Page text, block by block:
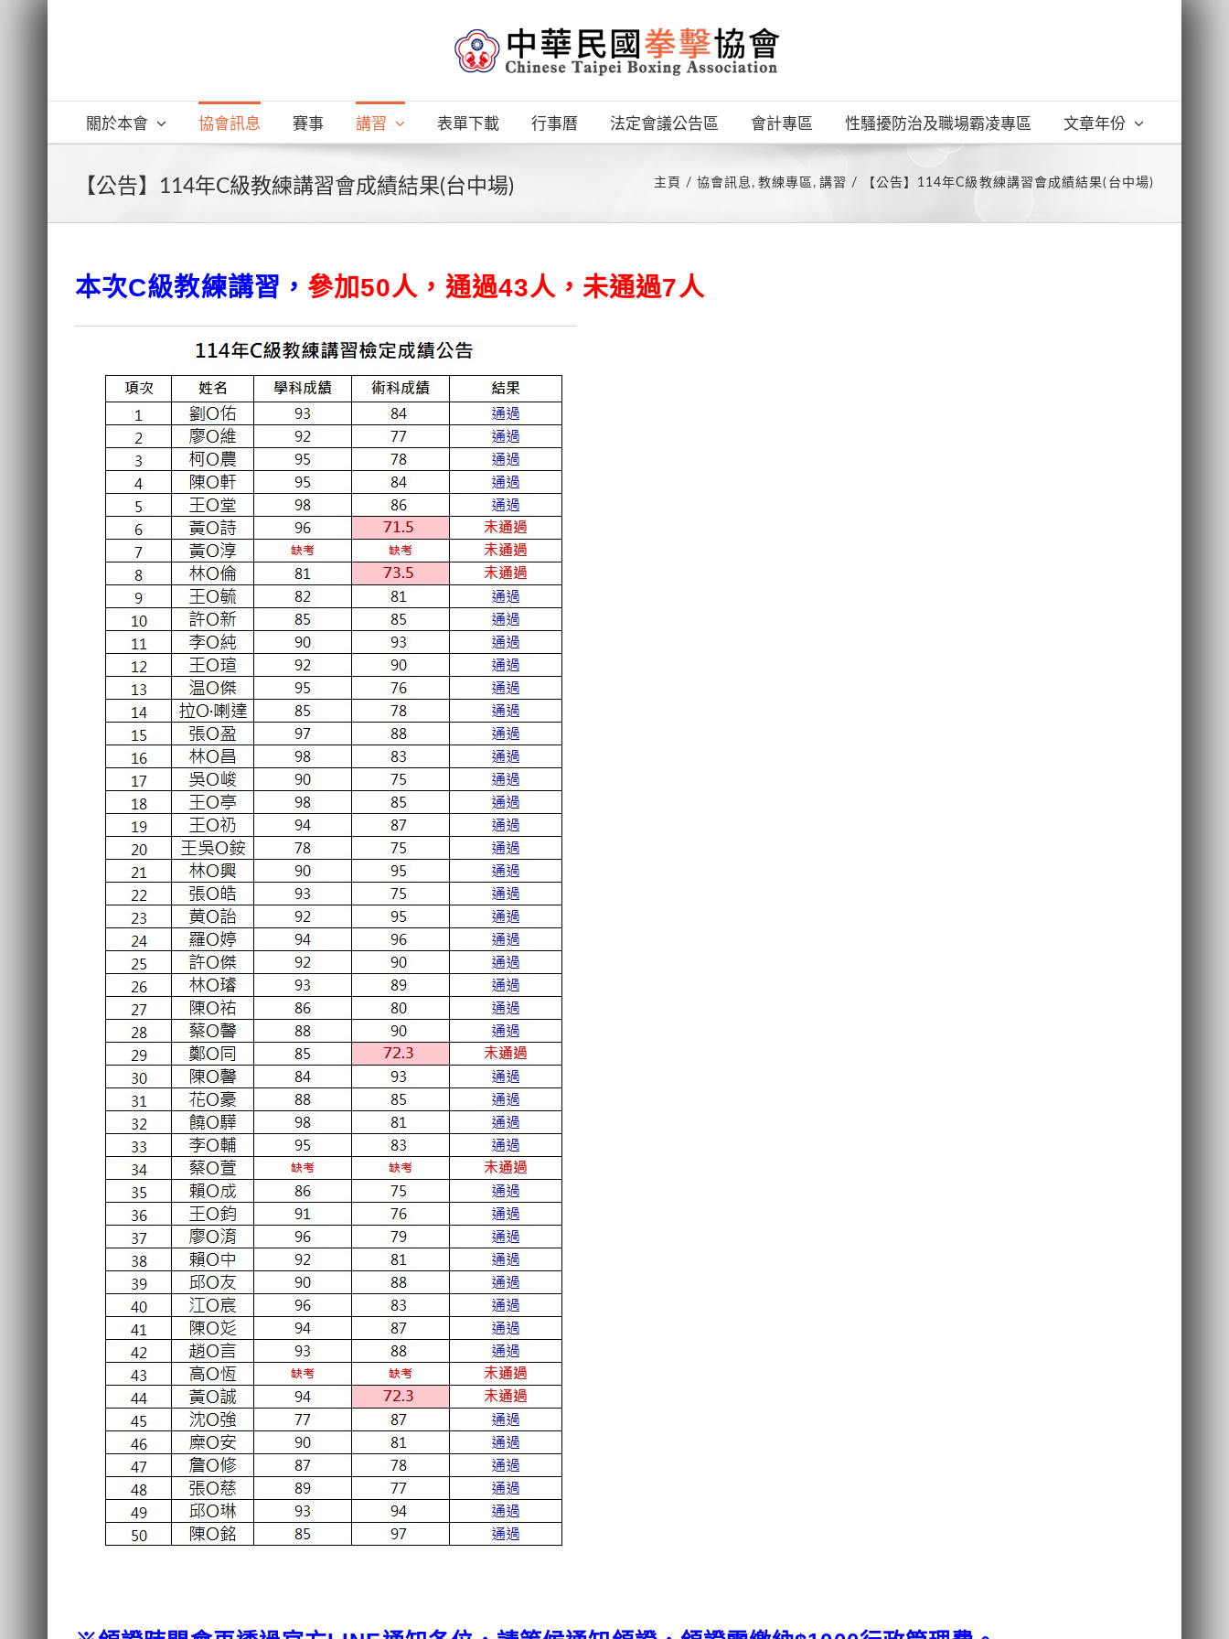
關於本會 協會訊息 賽事 講習 表單下載 行事曆 法定會議公告區 會計專區 性騷擾防治及職場霸凌專區 文章年份
【公告】114年C級教練講習會成績結果(台中場) 主頁 協會訊息 教練專區 講習 【公告】114年C級教練講習會成績結果(台中場)
本次C級教練講習， 參加50人，通過43人，未通過7人